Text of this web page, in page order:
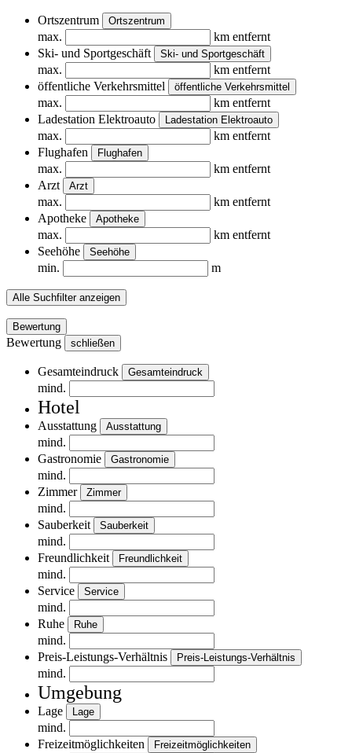
Ortszentrum Ortszentrum
max.
km entfernt
Ski- und Sportgeschäft
Ski- und Sportgeschäft
max.
km entfernt
öffentliche Verkehrsmittel
öffentliche Verkehrsmittel
max.
km entfernt
Ladestation Elektroauto
Ladestation Elektroauto
max.
km entfernt
Flughafen
Flughafen
max.
km entfernt
Arzt
Arzt
max.
km entfernt
Apotheke
Apotheke
max.
km entfernt
Seehöhe
Seehöhe
min. m
Alle Suchfilter anzeigen
Bewertung
Bewertung schließen
Gesamteindruck Gesamteindruck
mind.
Hotel
Ausstattung Ausstattung
mind.
Gastronomie
Gastronomie
mind.
Zimmer
Zimmer
mind.
Sauberkeit
Sauberkeit
mind.
Freundlichkeit
Freundlichkeit
mind.
Service
Service
mind.
Ruhe
Ruhe
mind.
Preis-Leistungs-Verhältnis
Preis-Leistungs-Verhältnis
mind.
Umgebung
Lage Lage
mind.
Freizeitmöglichkeiten
Freizeitmöglichkeiten